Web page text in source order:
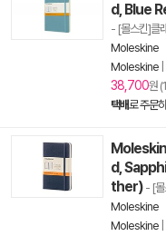
d, Blue
- [몰스킨]클
Moleskine
Moleskine
38,700원
택배로 주문
d,
ther) - [몰
Moleskine
Moleskine